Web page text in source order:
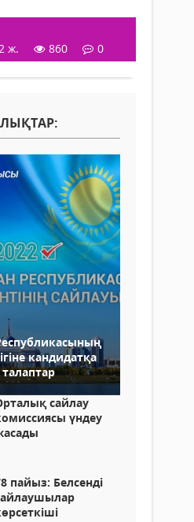
ж.
860 0
кандидатқа
сайлау
үндеу
пайыз: Белсенді